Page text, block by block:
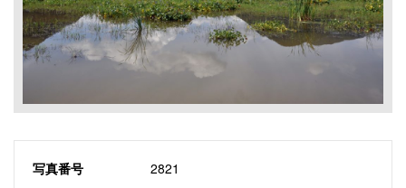
写真番号
2821